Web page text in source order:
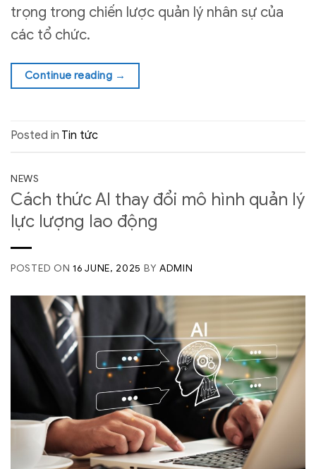
trọng trong chiến lược quản lý nhân sự của
các tổ chức.
Continue reading →
Posted in Tin tức
NEWS
Cách thức AI thay đổi mô hình quản lý
lực lượng lao động
POSTED ON 16 JUNE, 2025 BY ADMIN